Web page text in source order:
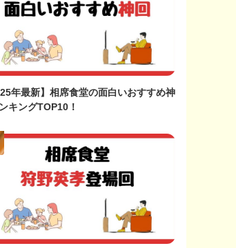
年最新】相席食堂の面白いおすすめ神
キングTOP10！